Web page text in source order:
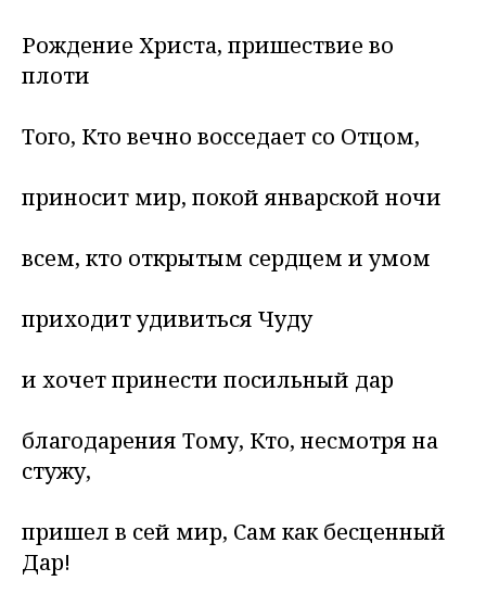
Рождение Христа, пришествие во
плоти
Того, Кто вечно восседает со Отцом,
приносит мир, покой январской ночи
всем, кто открытым сердцем и умом
приходит удивиться Чуду
и хочет принести посильный дар
благодарения Тому, Кто, несмотря на
стужу,
пришел в сей мир, Сам как бесценный
Дар!